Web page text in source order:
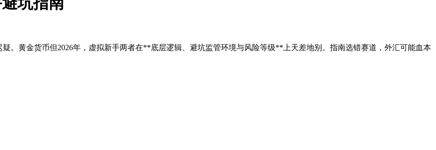
。黄金货币但2026年，虚拟新手两者在**底层逻辑、避坑监管环境与风险等级**上天差地别。指南选错赛道，外汇可能血本